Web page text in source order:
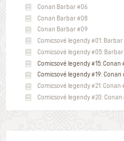
Conan Barbar #06
Conan Barbar #08
Conan Barbar #09
Comicsové legendy #01: Barbar
Comicsové legendy #05:
Comicsové legendy #15: Conan
Comicsové legendy #19: Conan
Comicsové legendy #21: Conan
Comicsové legendy #20: Conan